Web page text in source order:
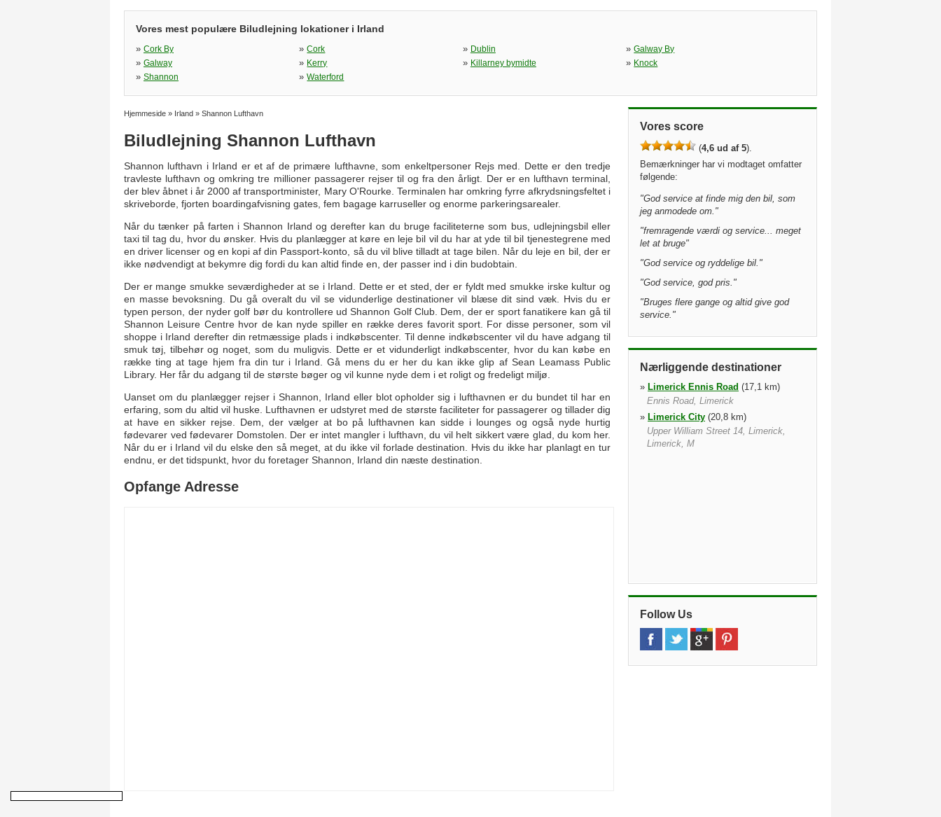
Vores mest populære Biludlejning lokationer i Irland
» Cork By »Cork » Dublin »Galway By
» Galway » Kerry » Killarney bymidte » Knock
» Shannon »Waterford
Hjemmeside » Irland » Shannon Lufthavn
Biludlejning Shannon Lufthavn
Shannon lufthavn i Irland er et af de primære lufthavne, som enkeltpersoner Rejs med. Dette er den tredje
travleste lufthavn og omkring tre millioner passagerer rejser til og fra den årligt. Der er en lufthavn terminal,
der blev åbnet i år 2000 af transportminister, Mary O'Rourke. Terminalen har omkring fyrre afkrydsningsfeltet i
skriveborde, fjorten boardingafvisning gates, fem bagage karruseller og enorme parkeringsarealer.
Når du tænker på farten i Shannon Irland og derefter kan du bruge faciliteterne som bus, udlejningsbil eller
taxi til tag du, hvor du ønsker. Hvis du planlægger at køre en leje bil vil du har at yde til bil tjenestegrene med
en driver licenser og en kopi af din Passport-konto, så du vil blive tilladt at tage bilen. Når du leje en bil, der er
ikke nødvendigt at bekymre dig fordi du kan altid finde en, der passer ind i din budobtain.
Der er mange smukke seværdigheder at se i Irland. Dette er et sted, der er fyldt med smukke irske kultur og
en masse bevoksning. Du gå overalt du vil se vidunderlige destinationer vil blæse dit sind væk. Hvis du er
typen person, der nyder golf bør du kontrollere ud Shannon Golf Club. Dem, der er sport fanatikere kan gå til
Shannon Leisure Centre hvor de kan nyde spiller en række deres favorit sport. For disse personer, som vil
shoppe i Irland derefter din retmæssige plads i indkøbscenter. Til denne indkøbscenter vil du have adgang til
smuk tøj, tilbehør og noget, som du muligvis. Dette er et vidunderligt indkøbscenter, hvor du kan købe en
række ting at tage hjem fra din tur i Irland. Gå mens du er her du kan ikke glip af Sean Leamass Public
Library. Her får du adgang til de største bøger og vil kunne nyde dem i et roligt og fredeligt miljø.
Uanset om du planlægger rejser i Shannon, Irland eller blot opholder sig i lufthavnen er du bundet til har en
erfaring, som du altid vil huske. Lufthavnen er udstyret med de største faciliteter for passagerer og tillader dig
at have en sikker rejse. Dem, der vælger at bo på lufthavnen kan sidde i lounges og også nyde hurtig
fødevarer ved fødevarer Domstolen. Der er intet mangler i lufthavn, du vil helt sikkert være glad, du kom her.
Når du er i Irland vil du elske den så meget, at du ikke vil forlade destination. Hvis du ikke har planlagt en tur
endnu, er det tidspunkt, hvor du foretager Shannon, Irland din næste destination.
Opfange Adresse
Vores score
(4,6 ud af 5).
Bemærkninger har vi modtaget omfatter
følgende:
"God service at finde mig den bil, som
jeg anmodede om. "
"fremragende værdi og service... meget
let at bruge"
"God service og ryddelige bil. "
"God service, god pris. "
"Bruges flere gange og altid give god
service. "
Nærliggende destinationer
» Limerick Ennis Road (17,1 km)
Ennis Road, Limerick
» Limerick City (20,8 km)
Upper William Street 14, Limerick,
Limerick, M
Follow Us